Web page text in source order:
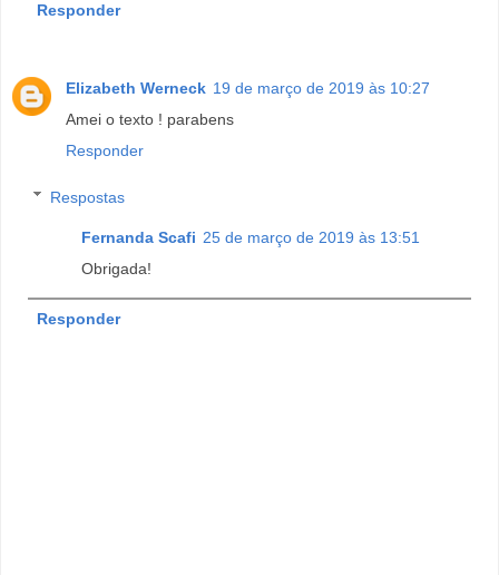
Responder
Elizabeth Werneck 19 de março de 2019 às 10:27
Amei o texto ! parabens
Responder
Respostas
Fernanda Scafi 25 de março de 2019 às 13:51
Obrigada!
Responder